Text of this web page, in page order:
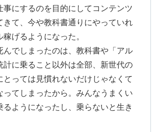
事にするのを目的にしてコンテンツ
きて、今や教科書通りにやっていれ
げるようになった。
んでしまったのは、教科書や「アル
計に乗ること以外は全部、新世代の
とっては見慣れないだけじゃなくて
ってしまったから。みんなうまくい
るようになったし、乗らないと生き